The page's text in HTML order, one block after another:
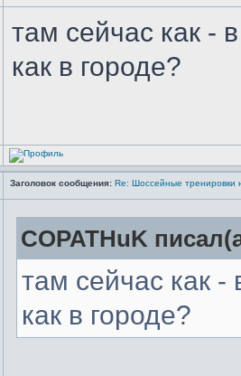
там сейчас как -
как в городе?
Заголовок сообщения: Re: Шоссейные тренировки
COPATHuK
там сейчас как -
как в городе?